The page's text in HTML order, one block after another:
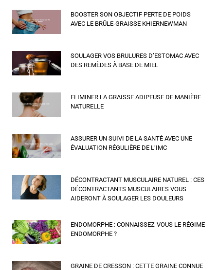
BOOSTER SON OBJECTIF PERTE DE POIDS
AVEC LE BRÛLE-GRAISSE KHIERNEWMAN
SOULAGER VOS BRULURES D’ESTOMAC AVEC
DES REMÈDES À BASE DE MIEL
ELIMINER LA GRAISSE ADIPEUSE DE MANIÈRE
NATURELLE
ASSURER UN SUIVI DE LA SANTÉ AVEC UNE
ÉVALUATION RÉGULIÈRE DE L’IMC
DÉCONTRACTANT MUSCULAIRE NATUREL : CES
DÉCONTRACTANTS MUSCULAIRES VOUS
AIDERONT À SOULAGER LES DOULEURS
ENDOMORPHE : CONNAISSEZ-VOUS LE RÉGIME
ENDOMORPHE ?
GRAINE DE CRESSON : CETTE GRAINE CONNUE